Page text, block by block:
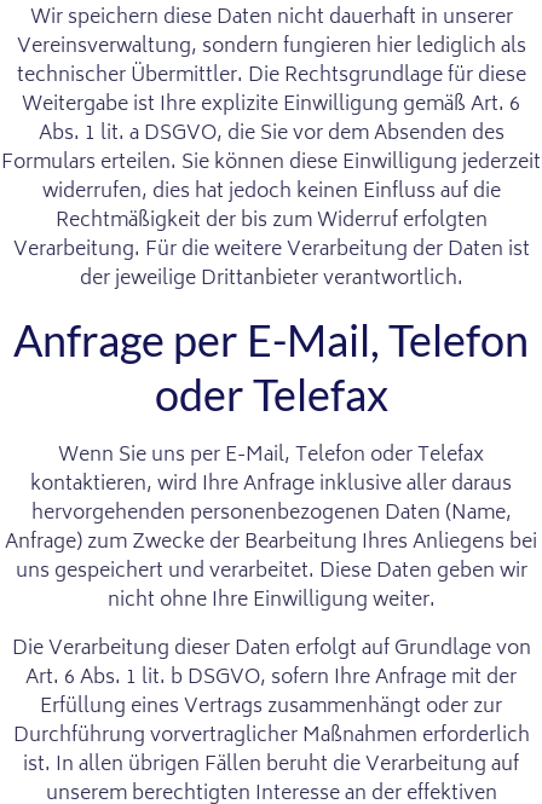
Wir speichern diese Daten nicht dauerhaft in unserer
Vereinsverwaltung, sondern fungieren hier lediglich als
technischer Übermittler. Die Rechtsgrundlage für diese
Weitergabe ist Ihre explizite Einwilligung gemäß Art. 6
Abs. 1 lit. a DSGVO, die Sie vor dem Absenden des
Formulars erteilen. Sie können diese Einwilligung jederzeit
widerrufen, dies hat jedoch keinen Einfluss auf die
Rechtmäßigkeit der bis zum Widerruf erfolgten
Verarbeitung. Für die weitere Verarbeitung der Daten ist
der jeweilige Drittanbieter verantwortlich.
Anfrage per E-Mail, Telefon
oder Telefax
Wenn Sie uns per E-Mail, Telefon oder Telefax
kontaktieren, wird Ihre Anfrage inklusive aller daraus
hervorgehenden personenbezogenen Daten (Name,
Anfrage) zum Zwecke der Bearbeitung Ihres Anliegens bei
uns gespeichert und verarbeitet. Diese Daten geben wir
nicht ohne Ihre Einwilligung weiter.
Die Verarbeitung dieser Daten erfolgt auf Grundlage von
Art. 6 Abs. 1 lit. b DSGVO, sofern Ihre Anfrage mit der
Erfüllung eines Vertrags zusammenhängt oder zur
Durchführung vorvertraglicher Maßnahmen erforderlich
ist. In allen übrigen Fällen beruht die Verarbeitung auf
unserem berechtigten Interesse an der effektiven